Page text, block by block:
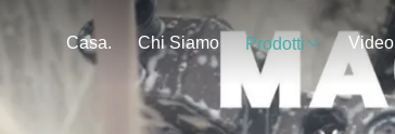
Casa. Chi Siamo Prodotti Video